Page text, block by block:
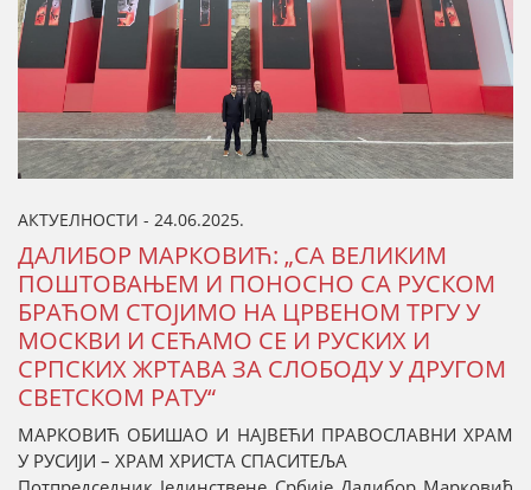
АКТУЕЛНОСТИ - 24.06.2025.
ДАЛИБОР МАРКОВИЋ: „СА ВЕЛИКИМ
ПОШТОВАЊЕМ И ПОНОСНО СА РУСКОМ
БРАЋОМ СТОЈИМО НА ЦРВЕНОМ ТРГУ У
МОСКВИ И СЕЋАМО СЕ И РУСКИХ И
СРПСКИХ ЖРТАВА ЗА СЛОБОДУ У ДРУГОМ
СВЕТСКОМ РАТУ“
МАРКОВИЋ ОБИШАО И НАЈВЕЋИ ПРАВОСЛАВНИ ХРАМ
У РУСИЈИ – ХРАМ ХРИСТА СПАСИТЕЉА